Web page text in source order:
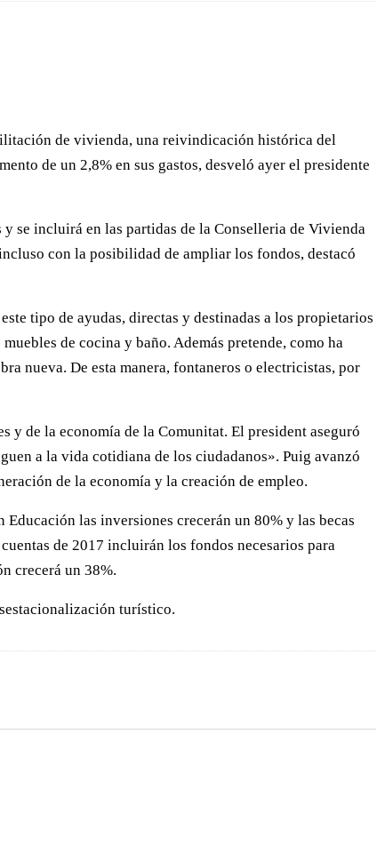
de vivienda, una reivindicación histórica del
de un 2,8% en sus gastos, desveló ayer el presidente
se incluirá en las partidas de la Conselleria de Vivienda
con la posibilidad de ampliar los fondos, destacó
tipo de ayudas, directas y destinadas a los propietarios
de cocina y baño. Además pretende, como ha
nueva. De esta manera, fontaneros o electricistas, por
y de la economía de la Comunitat. El president aseguró
a la vida cotidiana de los ciudadanos». Puig avanzó
de la economía y la creación de empleo.
las inversiones crecerán un 80% y las becas
de 2017 incluirán los fondos necesarios para
crecerá un 38%.
turístico.